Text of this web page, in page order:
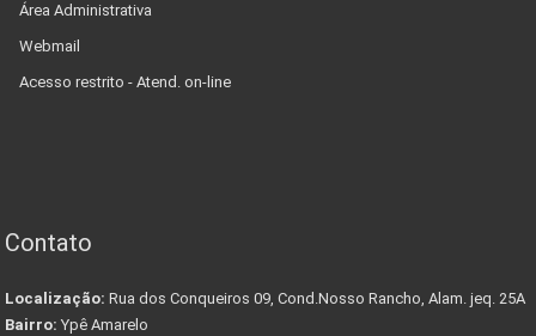
Área Administrativa
Webmail
Acesso restrito - Atend. on-line
Contato
Localização: Rua dos Conqueiros 09, Cond.Nosso Rancho, Alam. jeq. 25A
Bairro: Ypê Amarelo